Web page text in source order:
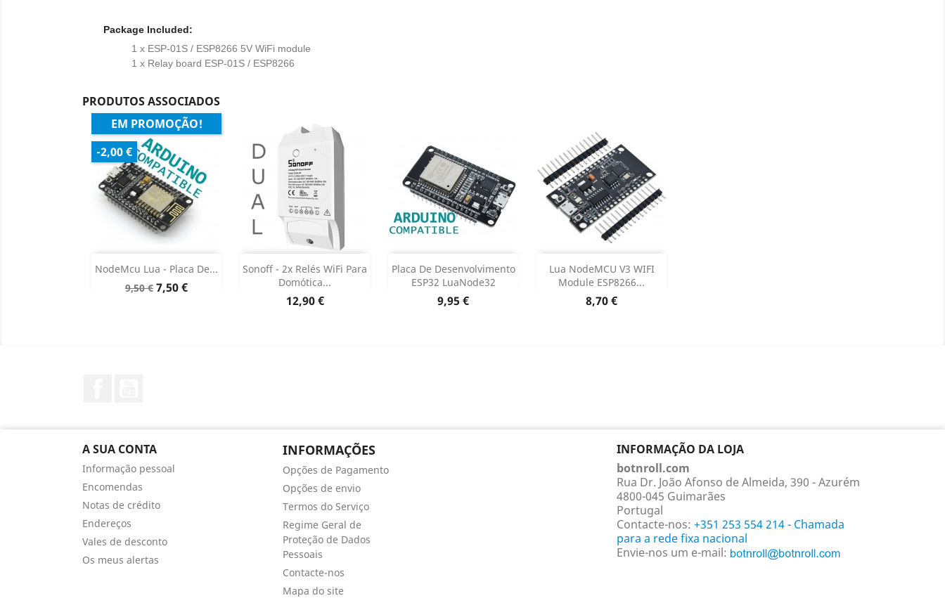
Package Included:
1 x ESP-01S / ESP8266 5V WiFi module
1 x Relay board ESP-01S / ESP8266
PRODUTOS ASSOCIADOS
NodeMcu Lua - Placa De...
Preço
9,50 € Preço
7,50 €
EM PROMOÇÃO!
-2,00 €
Adicionar 
Dados do produto
Sonoff - 2x Relés WiFi Para
Domótica...
Preço
12,90 €
Adicionar 
Dados do produto
Placa De Desenvolvimento
ESP32 LuaNode32
Preço
9,95 €
Adicionar 
Dados do produto
Lua NodeMCU V3 WIFI
Module ESP8266...
Preço
8,70 €
Adicionar 
Dados do produto
A SUA CONTA
Informação pessoal
Encomendas
Notas de crédito
Endereços
Vales de desconto
Os meus alertas
INFORMAÇÕES
Opções de Pagamento
Opções de envio
Termos do Serviço
Regime Geral de
Proteção de Dados
Pessoais
Contacte-nos
Mapa do site
INFORMAÇÃO DA LOJA
botnroll.com
Rua Dr. João Afonso de Almeida, 390 - Azurém
4800-045 Guimarães
Portugal
Contacte-nos: +351 253 554 214 - Chamada
para a rede fixa nacional
Envie-nos um e-mail: